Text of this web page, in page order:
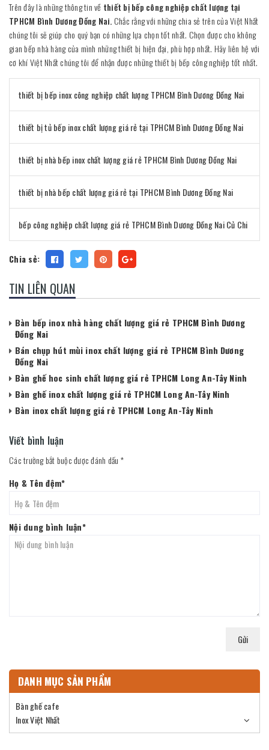
Trên đây là những thông tin về thiết bị bếp công nghiệp chất lượng tại
TPHCM Bình Dương Đồng Nai. Chắc rằng với những chia sẻ trên của Việt Nhất
chúng tôi sẽ giúp cho quý bạn có những lựa chọn tốt nhất. Chọn được cho không
gian bếp nhà hàng của mình những thiết bị hiện đại, phù hợp nhất. Hãy liên hệ với
cơ khí Việt Nhất chúng tôi để nhận được những thiết bị bếp công nghiệp tốt nhất.
thiết bị bếp inox công nghiệp chất lượng TPHCM Bình Dương Đồng Nai
thiết bị tủ bếp inox chất lượng giá rẻ tại TPHCM Bình Dương Đồng Nai
thiết bị nhà bếp inox chất lượng giá rẻ TPHCM Bình Dương Đồng Nai
thiết bị nhà bếp chất lượng giá rẻ tại TPHCM Bình Dương Đồng Nai
bếp công nghiệp chất lượng giá rẻ TPHCM Bình Dương Đồng Nai Củ Chi
Chia sẻ:
TIN LIÊN QUAN
Bàn bếp inox nhà hàng chất lượng giá rẻ TPHCM Bình Dương
Đồng Nai
Bán chụp hút mùi inox chất lượng giá rẻ TPHCM Bình Dương
Đồng Nai
Bàn ghế hoc sinh chất lượng giá rẻ TPHCM Long An-Tây Ninh
Bàn ghế inox chất lượng giá rẻ TPHCM Long An-Tây Ninh
Bàn inox chất lượng giá rẻ TPHCM Long An-Tây Ninh
Viết bình luận
Các trường bắt buộc được đánh dấu *
Họ & Tên đệm*
Nội dung bình luận*
Gửi
DANH MỤC SẢN PHẨM
Bàn ghế cafe
Inox Việt Nhất